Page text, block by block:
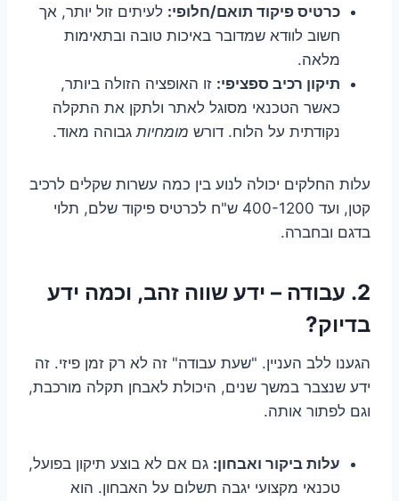
כרטיס פיקוד תואם/חלופי: לעיתים זול יותר, אך
חשוב לוודא שמדובר באיכות טובה ובתאימות
מלאה.
תיקון רכיב ספציפי: זו האופציה הזולה ביותר,
כאשר הטכנאי מסוגל לאתר ולתקן את התקלה
נקודתית על הלוח. דורש מומחיות גבוהה מאוד.
עלות החלקים יכולה לנוע בין כמה עשרות שקלים לרכיב
קטן, ועד 400-1200 ש"ח לכרטיס פיקוד שלם, תלוי
בדגם ובחברה.
2. עבודה – ידע שווה זהב, וכמה ידע
בדיוק?
הגענו ללב העניין. "שעת עבודה" זה לא רק זמן פיזי. זה
ידע שנצבר במשך שנים, היכולת לאבחן תקלה מורכבת,
וגם לפתור אותה.
עלות ביקור ואבחון: גם אם לא בוצע תיקון בפועל,
טכנאי מקצועי יגבה תשלום על האבחון. הוא